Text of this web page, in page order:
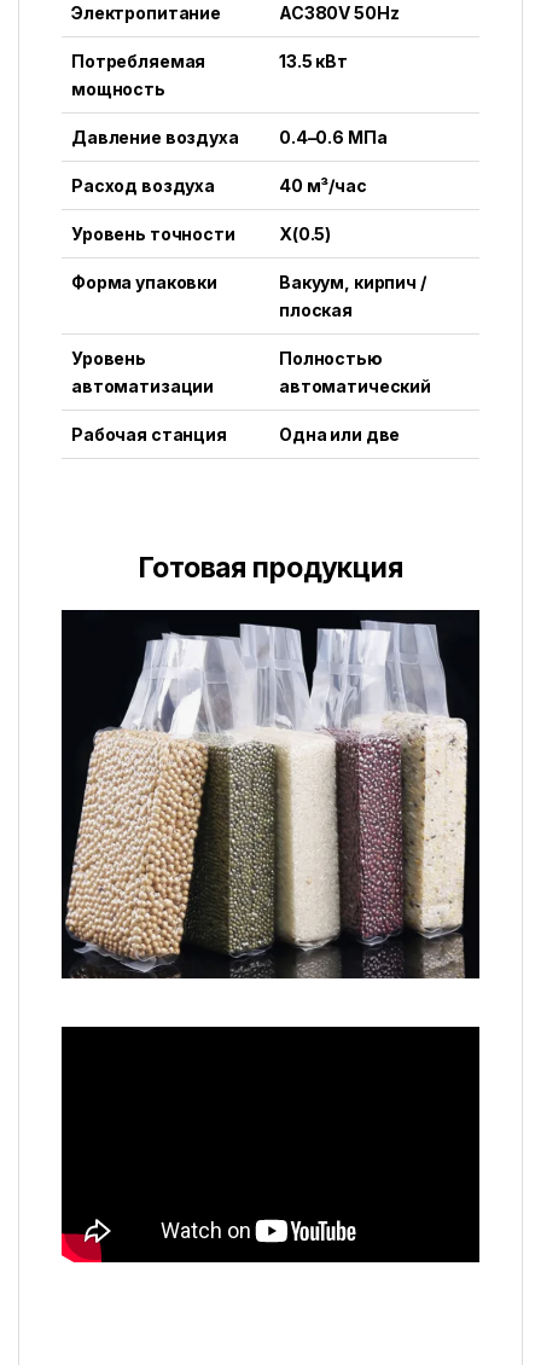
Электропитание AC380V 50Hz
Потребляемая
мощность
13.5 кВт
Давление воздуха 0.4–0.6 МПа
Расход воздуха 40 м³/час
Уровень точности X(0.5)
Форма упаковки
Вакуум, кирпич /
плоская
Уровень
автоматизации
Полностью
автоматический
Рабочая станция Одна или две
Готовая продукция